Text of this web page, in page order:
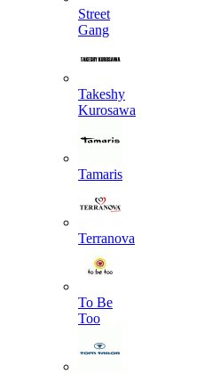
Street
Gang
Takeshy
Kurosawa
Tamaris
Terranova
To Be
Too